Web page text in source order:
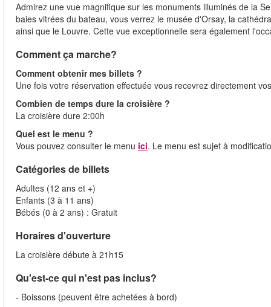
Admirez une vue magnifique sur les monuments illuminés de la
baies vitrées du bateau, vous verrez le musée d'Orsay, la
ainsi que le Louvre. Cette vue exceptionnelle sera également
Comment ça marche?
Comment obtenir mes billets ?
Une fois votre réservation effectuée vous recevrez directement
Combien de temps dure la croisière ?
La croisière dure 2:00h
Quel est le menu ?
Vous pouvez consulter le menu ici. Le menu est sujet à
Catégories de billets
Adultes (12 ans et +)
Enfants (3 à 11 ans)
Bébés (0 à 2 ans) : Gratuit
Horaires d'ouverture
La croisière débute à 21h15
Qu'est-ce qui n'est pas inclus?
- Boissons (peuvent être achetées à bord)